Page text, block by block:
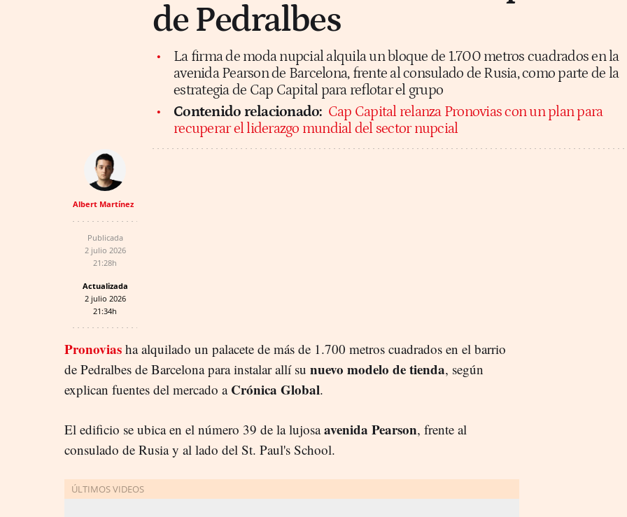
de Pedralbes
La firma de moda nupcial alquila un bloque de 1.700 metros cuadrados en la
avenida Pearson de Barcelona, frente al consulado de Rusia, como parte de la
estrategia de Cap Capital para reflotar el grupo
Contenido relacionado: Cap Capital relanza Pronovias con un plan para
recuperar el liderazgo mundial del sector nupcial
Albert Martínez
Publicada
2 julio 2026
21:28h
Actualizada
2 julio 2026
21:34h
Pronovias ha alquilado un palacete de más de 1.700 metros cuadrados en el barrio
de Pedralbes de Barcelona para instalar allí su nuevo modelo detienda, según
explican fuentes del mercado a Crónica Global.
El edificio se ubica en el número 39 de la lujosaavenida Pearson, frente al
consulado de Rusia y al lado del St. Paul's School.